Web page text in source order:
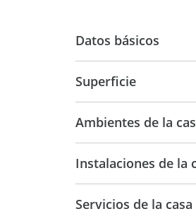
Datos básicos
Superficie
Ambientes de la
Instalaciones de la
Servicios de la casa